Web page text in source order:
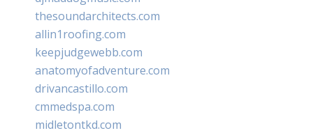
thesoundarchitects.com
allin1roofing.com
keepjudgewebb.com
anatomyofadventure.com
drivancastillo.com
cmmedspa.com
midletontkd.com